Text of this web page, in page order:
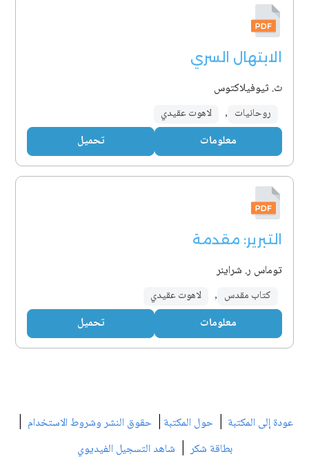
الابتهال السري
ث. ثيوفيلاكتوس
روحانيات , لاهوت عقيدي
معلومات تحميل
التبرير: مقدمة
توماس ر. شراينر
كتاب مقدس , لاهوت عقيدي
معلومات تحميل
عودة إلى المكتبة | حول المكتبة | حقوق النشر وشروط الاستخدام |
بطاقة شكر| شاهد التسجيل الفيديوي